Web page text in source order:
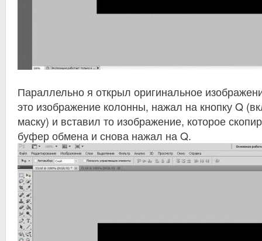
Параллельно я открыл оригинальное
это изображение колонны, нажал на кнопку Q
маску) и вставил то изображение, которое
буфер обмена и снова нажал на Q.